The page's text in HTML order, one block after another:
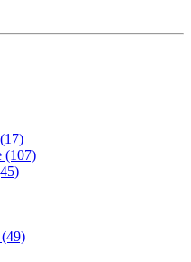
(107)